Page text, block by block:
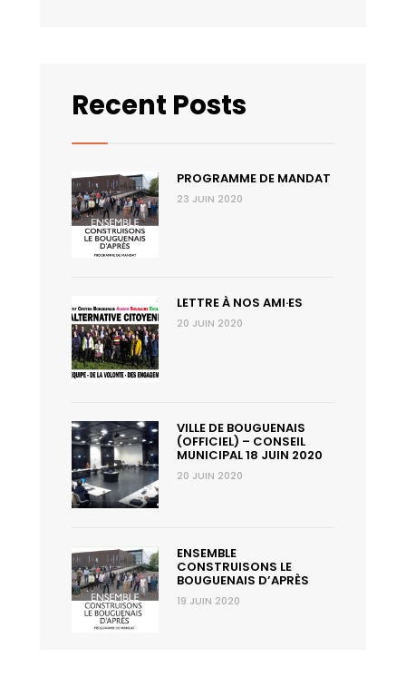
Recent Posts
PROGRAMME DE MANDAT
23 JUIN 2020
LETTRE À NOS AMI·ES
20 JUIN 2020
VILLE DE BOUGUENAIS
(OFFICIEL) – CONSEIL
MUNICIPAL 18 JUIN 2020
20 JUIN 2020
ENSEMBLE
CONSTRUISONS LE
BOUGUENAIS D’APRÈS
19 JUIN 2020